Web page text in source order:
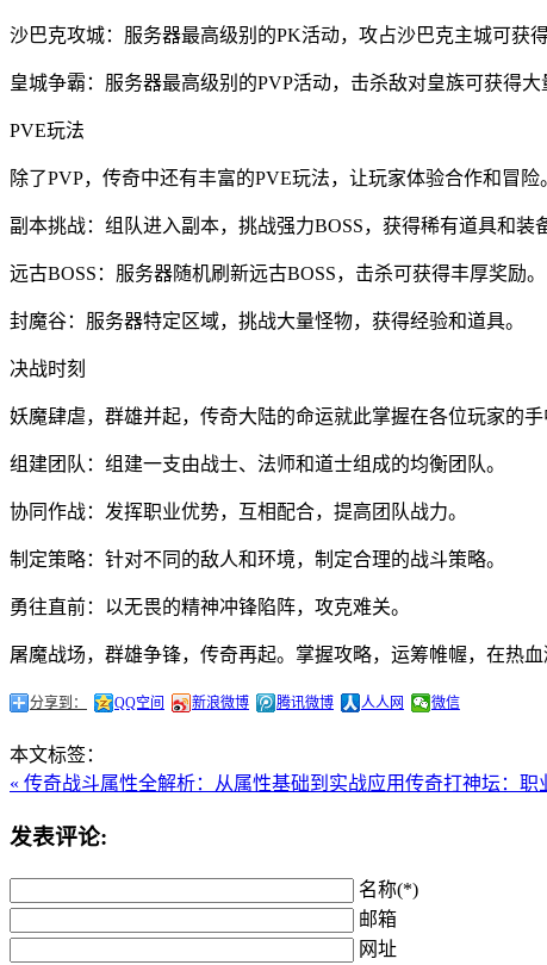
沙巴克攻城：服务器最高级别的PK活动，攻占沙巴克主城可获得
皇城争霸：服务器最高级别的PVP活动，击杀敌对皇族可获得大
PVE玩法
除了PVP，传奇中还有丰富的PVE玩法，让玩家体验合作和冒险
副本挑战：组队进入副本，挑战强力BOSS，获得稀有道具和装
远古BOSS：服务器随机刷新远古BOSS，击杀可获得丰厚奖励。
封魔谷：服务器特定区域，挑战大量怪物，获得经验和道具。
决战时刻
妖魔肆虐，群雄并起，传奇大陆的命运就此掌握在各位玩家的
组建团队：组建一支由战士、法师和道士组成的均衡团队。
协同作战：发挥职业优势，互相配合，提高团队战力。
制定策略：针对不同的敌人和环境，制定合理的战斗策略。
勇往直前：以无畏的精神冲锋陷阵，攻克难关。
屠魔战场，群雄争锋，传奇再起。掌握攻略，运筹帷幄，在热
分享到： QQ空间 新浪微博 腾讯微博 人人网 微信
本文标签：
« 传奇战斗属性全解析：从属性基础到实战应用传奇打神坛：职
发表评论:
名称(*)
邮箱
网址